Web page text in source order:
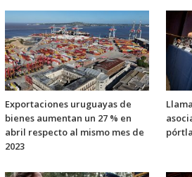
Exportaciones uruguayas de
bienes aumentan un 27 % en
abril respecto al mismo mes de
2023